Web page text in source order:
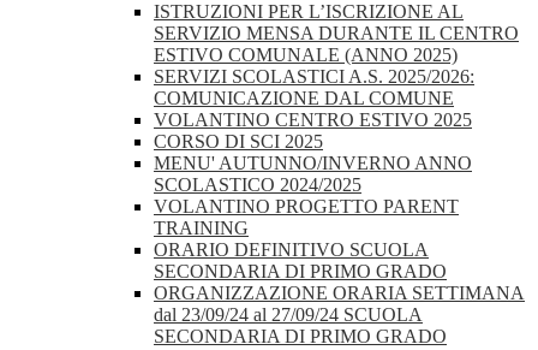
ISTRUZIONI PER L’ISCRIZIONE AL
SERVIZIO MENSA DURANTE IL CENTRO
ESTIVO COMUNALE (ANNO 2025)
SERVIZI SCOLASTICI A.S. 2025/2026:
COMUNICAZIONE DAL COMUNE
VOLANTINO CENTRO ESTIVO 2025
CORSO DI SCI 2025
MENU' AUTUNNO/INVERNO ANNO
SCOLASTICO 2024/2025
VOLANTINO PROGETTO PARENT
TRAINING
ORARIO DEFINITIVO SCUOLA
SECONDARIA DI PRIMO GRADO
ORGANIZZAZIONE ORARIA SETTIMANA
dal 23/09/24 al 27/09/24 SCUOLA
SECONDARIA DI PRIMO GRADO